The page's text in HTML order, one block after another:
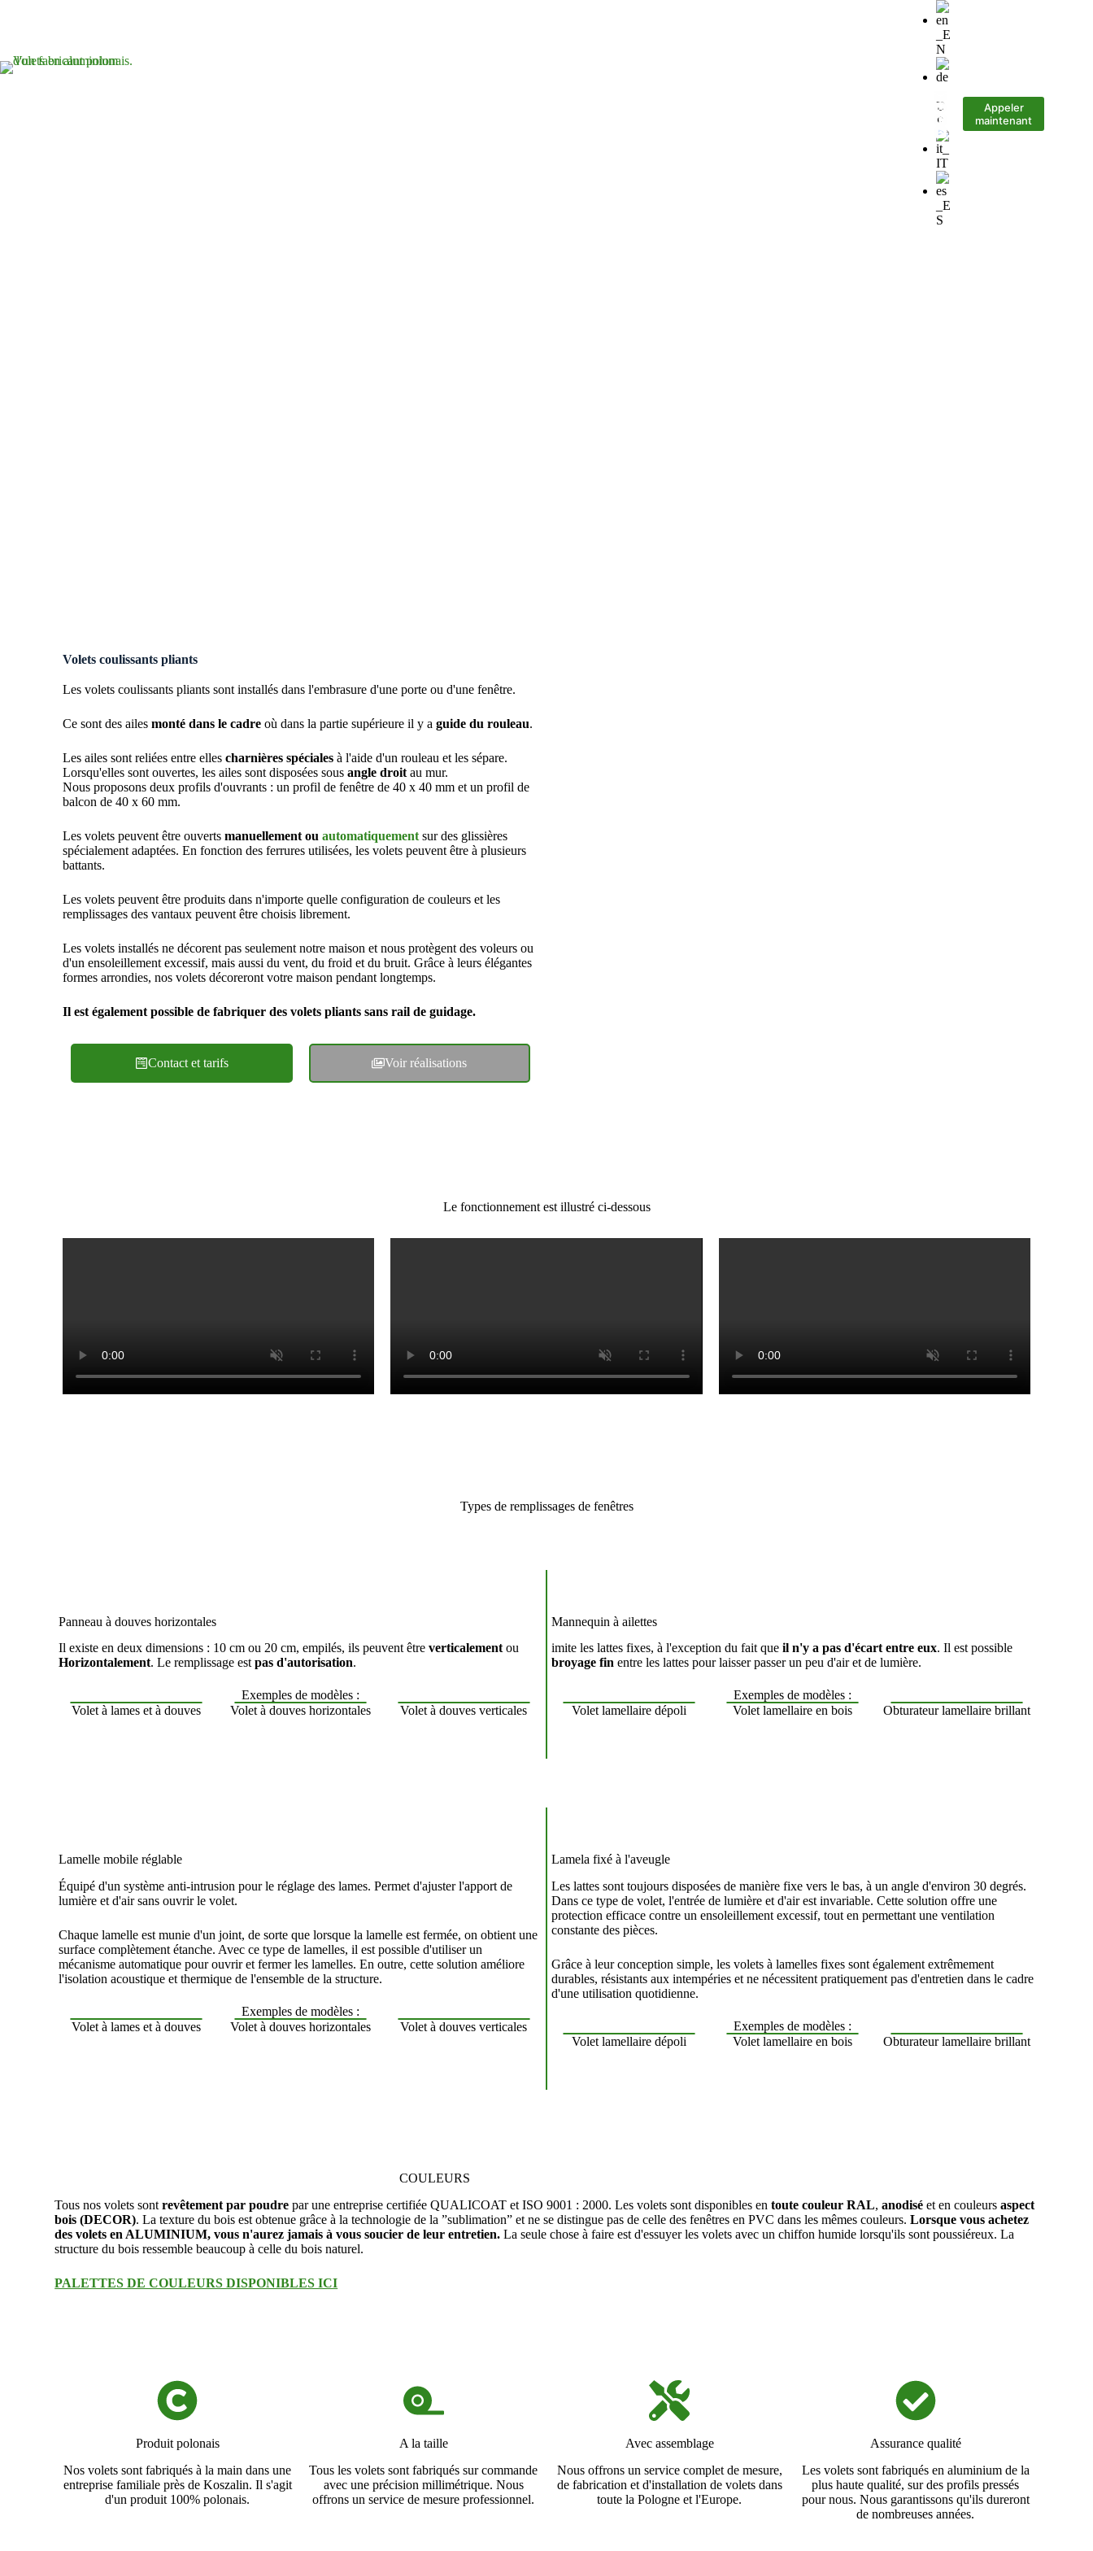
Appeler
maintenant
Volets coulissants pliants
Les volets coulissants pliants sont installés dans l'embrasure d'une porte ou d'une fenêtre.
Ce sont des ailesmonté dans le cadre où dans la partie supérieure il y aguide du rouleau.
Les ailes sont reliées entre ellescharnières spéciales à l'aide d'un rouleau et les sépare.
Lorsqu'elles sont ouvertes, les ailes sont disposées sousangle droit au mur.
Nous proposons deux profils d'ouvrants : un profil de fenêtre de 40 x 40 mm et un profil de
balcon de 40 x 60 mm.
Les volets peuvent être ouvertsmanuellement ouautomatiquement sur des glissières
spécialement adaptées. En fonction des ferrures utilisées, les volets peuvent être à plusieurs
battants.
Les volets peuvent être produits dans n'importe quelle configuration de couleurs et les
remplissages des vantaux peuvent être choisis librement.
Les volets installés ne décorent pas seulement notre maison et nous protègent des voleurs ou
d'un ensoleillement excessif, mais aussi du vent, du froid et du bruit. Grâce à leurs élégantes
formes arrondies, nos volets décoreront votre maison pendant longtemps.
Il est également possible de fabriquer des volets pliants sans rail de guidage.
Contact et tarifs Voir réalisations
Le fonctionnement est illustré ci-dessous
Types de remplissages de fenêtres
Panneau à douves horizontales
Il existe en deux dimensions : 10 cm ou 20 cm, empilés, ils peuvent êtreverticalement ou
Horizontalement. Le remplissage estpas d'autorisation.
Exemples de modèles :
Volet à lames et à douves
Volet à douves horizontales Volet à douves verticales
Mannequin à ailettes
imite les lattes fixes, à l'exception du fait que il n'y a pas d'écart entre eux. Il est possible
broyage fin entre les lattes pour laisser passer un peu d'air et de lumière.
Exemples de modèles :
Volet lamellaire dépoli
Volet lamellaire en bois Obturateur lamellaire brillant
Lamelle mobile réglable
Équipé d'un système anti-intrusion pour le réglage des lames. Permet d'ajuster l'apport de
lumière et d'air sans ouvrir le volet.
Chaque lamelle est munie d'un joint, de sorte que lorsque la lamelle est fermée, on obtient une
surface complètement étanche. Avec ce type de lamelles, il est possible d'utiliser un
mécanisme automatique pour ouvrir et fermer les lamelles. En outre, cette solution améliore
l'isolation acoustique et thermique de l'ensemble de la structure.
Exemples de modèles :
Volet à lames et à douves
Volet à douves horizontales Volet à douves verticales
Lamela fixé à l'aveugle
Les lattes sont toujours disposées de manière fixe vers le bas, à un angle d'environ 30 degrés.
Dans ce type de volet, l'entrée de lumière et d'air est invariable. Cette solution offre une
protection efficace contre un ensoleillement excessif, tout en permettant une ventilation
constante des pièces.
Grâce à leur conception simple, les volets à lamelles fixes sont également extrêmement
durables, résistants aux intempéries et ne nécessitent pratiquement pas d'entretien dans le cadre
d'une utilisation quotidienne.
Exemples de modèles :
Volet lamellaire dépoli
Volet lamellaire en bois Obturateur lamellaire brillant
COULEURS
Tous nos volets sontrevêtement par poudre par une entreprise certifiée QUALICOAT et ISO 9001 : 2000. Les volets sont disponibles entoute couleur RAL,anodisé et en couleursaspect
bois (DECOR). La texture du bois est obtenue grâce à la technologie de la ”sublimation” et ne se distingue pas de celle des fenêtres en PVC dans les mêmes couleurs.Lorsque vous achetez
des volets en ALUMINIUM, vous n'aurez jamais à vous soucier de leur entretien. La seule chose à faire est d'essuyer les volets avec un chiffon humide lorsqu'ils sont poussiéreux. La
structure du bois ressemble beaucoup à celle du bois naturel.
PALETTES DE COULEURS DISPONIBLES ICI
Produit polonais
Nos volets sont fabriqués à la main dans une
entreprise familiale près de Koszalin. Il s'agit
d'un produit 100% polonais.
A la taille
Tous les volets sont fabriqués sur commande
avec une précision millimétrique. Nous
offrons un service de mesure professionnel.
Avec assemblage
Nous offrons un service complet de mesure,
de fabrication et d'installation de volets dans
toute la Pologne et l'Europe.
Assurance qualité
Les volets sont fabriqués en aluminium de la
plus haute qualité, sur des profils pressés
pour nous. Nous garantissons qu'ils dureront
de nombreuses années.